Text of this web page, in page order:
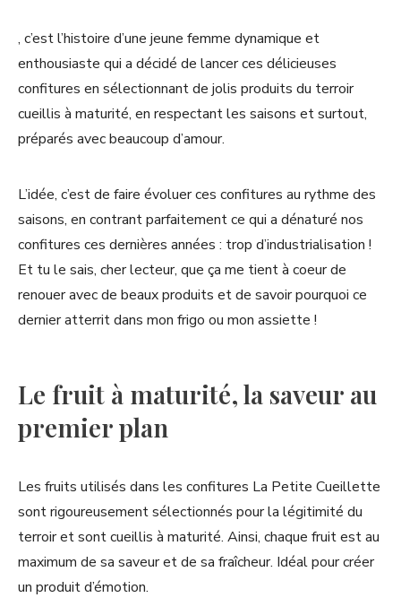
, c’est l’histoire d’une jeune femme dynamique et
enthousiaste qui a décidé de lancer ces délicieuses
confitures en sélectionnant de jolis produits du terroir
cueillis à maturité, en respectant les saisons et surtout,
préparés avec beaucoup d’amour.
L’idée, c’est de faire évoluer ces confitures au rythme des
saisons, en contrant parfaitement ce qui a dénaturé nos
confitures ces dernières années : trop d’industrialisation !
Et tu le sais, cher lecteur, que ça me tient à coeur de
renouer avec de beaux produits et de savoir pourquoi ce
dernier atterrit dans mon frigo ou mon assiette !
Le fruit à maturité, la saveur au
premier plan
Les fruits utilisés dans les confitures La Petite Cueillette
sont rigoureusement sélectionnés pour la légitimité du
terroir et sont cueillis à maturité. Ainsi, chaque fruit est au
maximum de sa saveur et de sa fraîcheur. Idéal pour créer
un produit d’émotion.